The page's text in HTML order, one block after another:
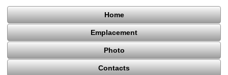
Home
Emplacement
Photo
Contacts